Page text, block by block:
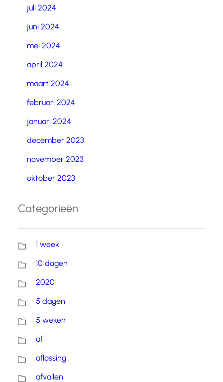
juli 2024
juni 2024
mei 2024
april 2024
maart 2024
februari 2024
januari 2024
december 2023
november 2023
oktober 2023
Categorieën
1 week
10 dagen
2020
5 dagen
5 weken
af
aflossing
afvallen